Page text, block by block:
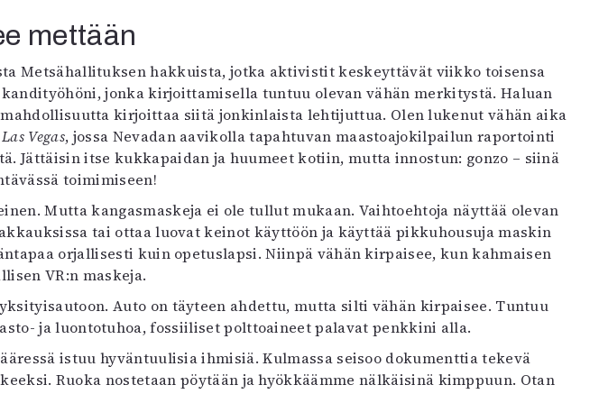
Mediatiedot
Kaltio ry
mettään
Metsähallituksen hakkuista, jotka aktivistit keskeyttävät viikko toisensa
jonka kirjoittamisella tuntuu olevan vähän merkitystä. Haluan
kirjoittaa siitä jonkinlaista lehtijuttua. Olen lukenut vähän aika
Vegas, jossa Nevadan aavikolla tapahtuvan maastoajokilpailun raportointi
Jättäisin itse kukkapaidan ja huumeet kotiin, mutta innostun: gonzo – siinä
toimimiseen!
Mutta kangasmaskeja ei ole tullut mukaan. Vaihtoehtoja näyttää olevan
tai ottaa luovat keinot käyttöön ja käyttää pikkuhousuja maskin
orjallisesti kuin opetuslapsi. Niinpä vähän kirpaisee, kun kahmaisen
VR:n maskeja.
Auto on täyteen ahdettu, mutta silti vähän kirpaisee. Tuntuu
ja luontotuhoa, fossiiliset polttoaineet palavat penkkini alla.
istuu hyväntuulisia ihmisiä. Kulmassa seisoo dokumenttia tekevä
Ruoka nostetaan pöytään ja hyökkäämme nälkäisinä kimppuun. Otan